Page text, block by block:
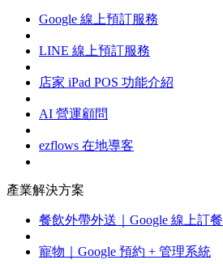
Google 線上預訂服務
LINE 線上預訂服務
店家 iPad POS 功能介紹
AI 營運顧問
ezflows 在地導客
產業解決方案
餐飲外帶外送｜Google 線上訂餐
寵物｜Google 預約 + 管理系統